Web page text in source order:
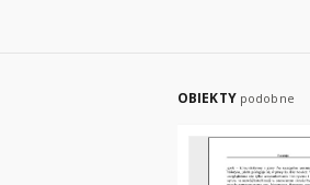
OBIEKTY podobne